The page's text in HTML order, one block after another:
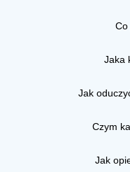
Co
Jaka
Jak
Czym
Jak